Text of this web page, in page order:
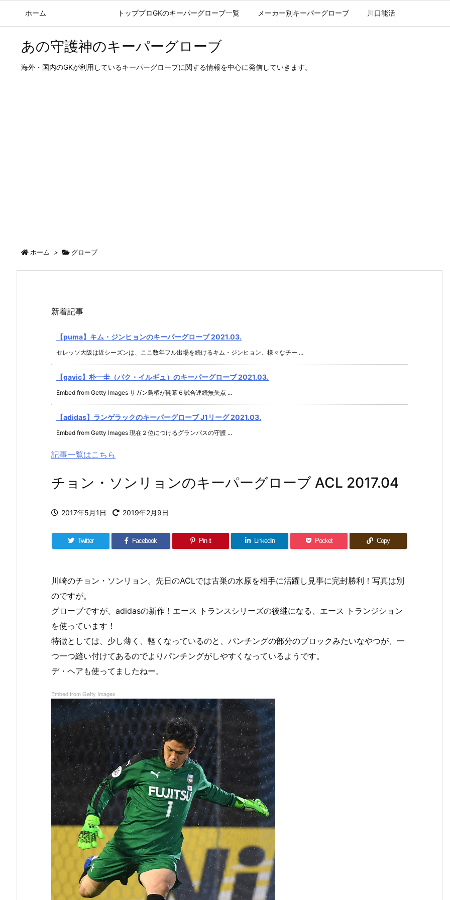
ホーム トッププロGKのキーパーグローブ一覧 メーカー別キーパーグローブ 川口能活
あの守護神のキーパーグローブ
海外・国内のGKが利用しているキーパーグローブに関する情報を中心に発信していきます。
ホーム > グローブ
新着記事
【puma】キム・ジンヒョンのキーパーグローブ 2021.03.
セレッソ大阪は近シーズンは、ここ数年フル出場を続けるキム・ジンヒョン、様々なチー ...
【gavic】朴一圭（パク・イルギュ）のキーパーグローブ 2021.03.
Embed from Getty Images サガン鳥栖が開幕６試合連続無失点 ...
【adidas】ランゲラックのキーパーグローブ J1リーグ 2021.03.
Embed from Getty Images 現在２位につけるグランパスの守護 ...
記事一覧はこちら
チョン・ソンリョンのキーパーグローブ ACL 2017.04
2017年5月1日 2019年2月9日
Twitter Facebook Pin it LinkedIn Pocket Copy
川崎のチョン・ソンリョン。先日のACLでは古巣の水原を相手に活躍し見事に完封勝利！写真は別
のですが。
グローブですが、adidasの新作！エース トランスシリーズの後継になる、エース トランジション
を使っています！
特徴としては、少し薄く、軽くなっているのと、パンチングの部分のブロックみたいなやつが、一
つ一つ縫い付けてあるのでよりパンチングがしやすくなっているようです。
デ・ヘアも使ってましたねー。
Embed from Getty Images